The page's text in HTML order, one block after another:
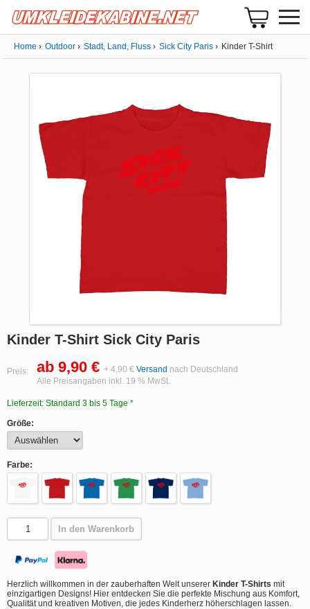
Home Outdoor Stadt, Land, Fluss Sick City Paris Kinder T-Shirt
Kinder T-Shirt Sick City Paris
Preis: ab 9,90 € + 4,90 € Versand nach Deutschland
Alle Preisangaben inkl. 19 % MwSt.
Lieferzeit: Standard 3 bis 5 Tage *
Größe:
Farbe:
In den Warenkorb
Herzlich willkommen in der zauberhaften Welt unserer Kinder T-Shirts mit
einzigartigen Designs! Hier entdecken Sie die perfekte Mischung aus Komfort,
Qualität und kreativen Motiven, die jedes Kinderherz höherschlagen lassen.